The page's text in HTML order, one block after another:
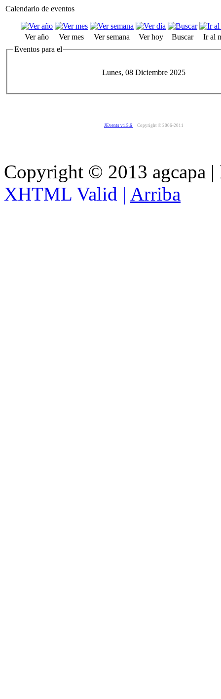
Calendario de eventos
Ver año Ver mes Ver semana Ver hoy Buscar
Ir al
Eventos para el
Lunes, 08 Diciembre 2025
JEvents v1.5.6 Copyright © 2006-2011
Copyright © 2013 agcapa
XHTML Valid | Arriba